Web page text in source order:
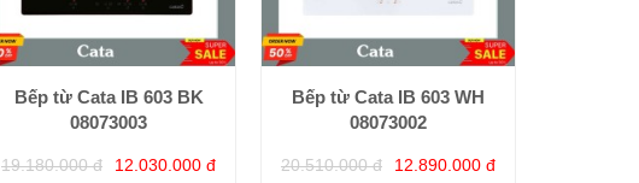
Bếp từ Cata IB 603 BK
08073003
19.180.000 đ 12.030.000 đ
Bếp từ Cata IB 603 WH
08073002
20.510.000 đ 12.890.000 đ